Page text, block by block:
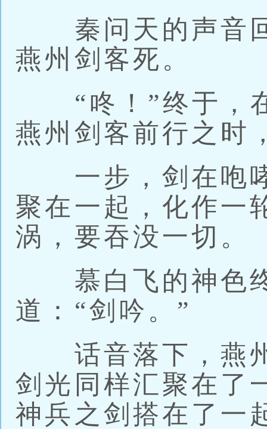
秦问天的声音回
燕州剑客死。
“咚！”终于，
燕州剑客前行之时
一步，剑在咆哮
聚在一起，化作一
涡，要吞没一切。
慕白飞的神色终
道：“剑吟。”
话音落下，燕州
剑光同样汇聚在了
神兵之剑搭在了一